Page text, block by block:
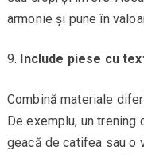
armonie și pune în
Include piese cu
Combină materiale
De exemplu, un
geacă de catifea sau o